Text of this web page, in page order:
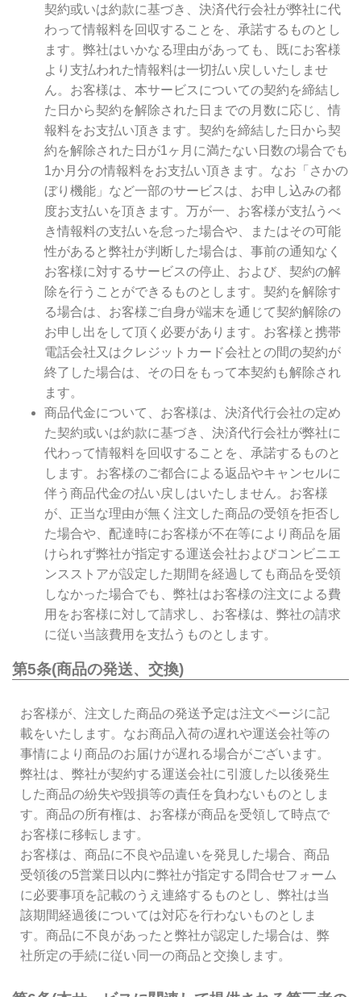
契約或いは約款に基づき、決済代行会社が弊社に代
わって情報料を回収することを、承諾するものとし
ます。弊社はいかなる理由があっても、既にお客様
より支払われた情報料は一切払い戻しいたしませ
ん。お客様は、本サービスについての契約を締結し
た日から契約を解除された日までの月数に応じ、情
報料をお支払い頂きます。契約を締結した日から契
約を解除された日が1ヶ月に満たない日数の場合でも
1か月分の情報料をお支払い頂きます。なお「さかの
ぼり機能」など一部のサービスは、お申し込みの都
度お支払いを頂きます。万が一、お客様が支払うべ
き情報料の支払いを怠った場合や、またはその可能
性があると弊社が判断した場合は、事前の通知なく
お客様に対するサービスの停止、および、契約の解
除を行うことができるものとします。契約を解除す
る場合は、お客様ご自身が端末を通じて契約解除の
お申し出をして頂く必要があります。お客様と携帯
電話会社又はクレジットカード会社との間の契約が
終了した場合は、その日をもって本契約も解除され
ます。
商品代金について、お客様は、決済代行会社の定め
た契約或いは約款に基づき、決済代行会社が弊社に
代わって情報料を回収することを、承諾するものと
します。お客様のご都合による返品やキャンセルに
伴う商品代金の払い戻しはいたしません。お客様
が、正当な理由が無く注文した商品の受領を拒否し
た場合や、配達時にお客様が不在等により商品を届
けられず弊社が指定する運送会社およびコンビニエ
ンスストアが設定した期間を経過しても商品を受領
しなかった場合でも、弊社はお客様の注文による費
用をお客様に対して請求し、お客様は、弊社の請求
に従い当該費用を支払うものとします。
第5条(商品の発送、交換)
お客様が、注文した商品の発送予定は注文ページに記
載をいたします。なお商品入荷の遅れや運送会社等の
事情により商品のお届けが遅れる場合がございます。
弊社は、弊社が契約する運送会社に引渡した以後発生
した商品の紛失や毀損等の責任を負わないものとしま
す。商品の所有権は、お客様が商品を受領して時点で
お客様に移転します。
お客様は、商品に不良や品違いを発見した場合、商品
受領後の5営業日以内に弊社が指定する問合せフォーム
に必要事項を記載のうえ連絡するものとし、弊社は当
該期間経過後については対応を行わないものとしま
す。商品に不良があったと弊社が認定した場合は、弊
社所定の手続に従い同一の商品と交換します。